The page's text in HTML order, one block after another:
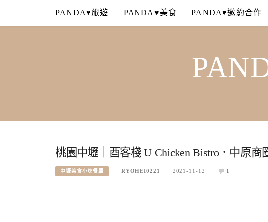
content
PANDA♥旅遊 PANDA♥美食 PANDA♥邀約合作
桃園中壢｜酉客棧 U Chicken Bistro．中原
中壢美食小吃餐廳 RYOHEI0221 2021-11-12 1